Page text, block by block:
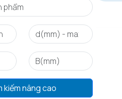
kiếm nâng cao